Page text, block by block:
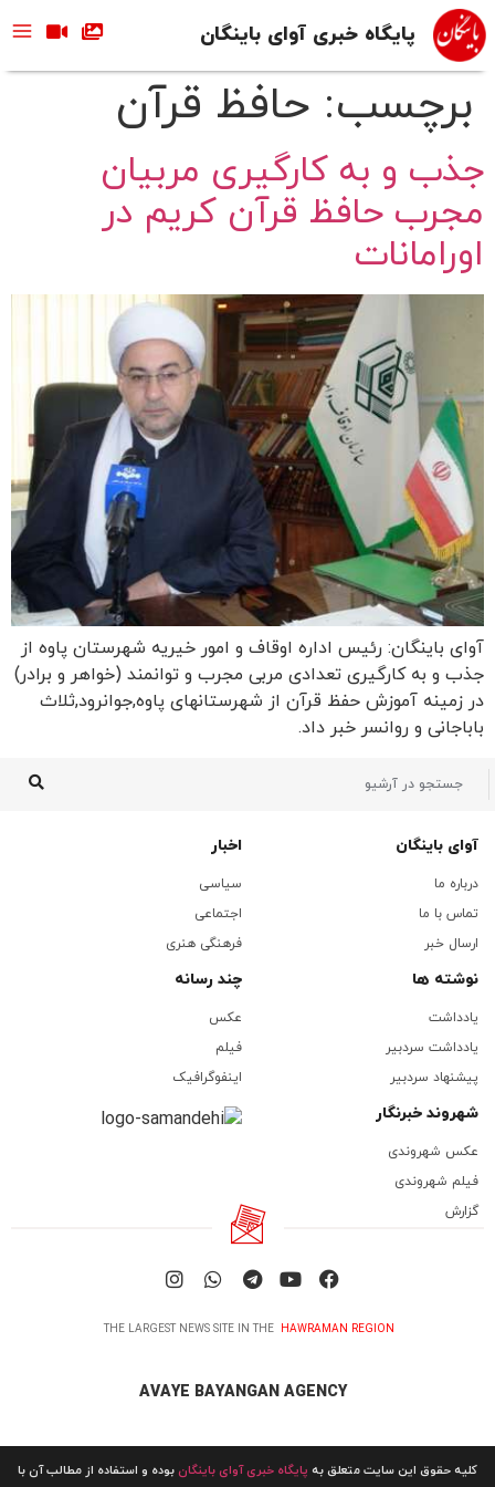
پایگاه خبری آوای باینگان
برچسب: حافظ قرآن
جذب و به کارگیری مربیان
مجرب حافظ قرآن کریم در
اورامانات
آوای باینگان: رئیس اداره اوقاف و امور خیریه شهرستان پاوه از
جذب و به کارگیری تعدادی مربی مجرب و توانمند (خواهر و برادر)
در زمینه آموزش حفظ قرآن از شهرستانهای پاوه,جوانرود,ثلاث
باباجانی و روانسر خبر داد.
آوای باینگان
درباره ما
تماس با ما
ارسال خبر
اخبار
سیاسی
اجتماعی
فرهنگی هنری
نوشته ها
یادداشت
یادداشت سردبیر
پیشنهاد سردبیر
چند رسانه
عکس
فیلم
اینفوگرافیک
شهروند خبرنگار
عکس شهروندی
فیلم شهروندی
گزارش
THE LARGEST NEWS SITE IN THE HAWRAMAN REGION
AVAYE BAYANGAN AGENCY
کلیه حقوق این سایت متعلق به پایگاه خبری آوای باینگانبوده و استفاده از مطالب آن با